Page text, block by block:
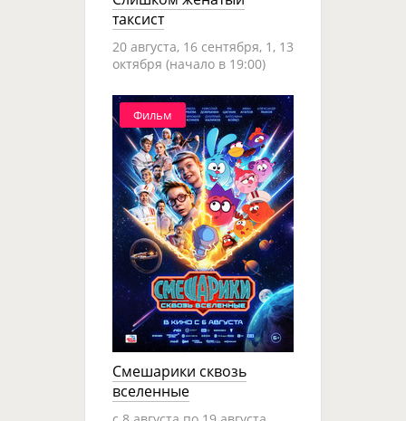
таксист
20 августа, 16 сентября, 1, 13
октября (начало в 19:00)
Фильм
Смешарики сквозь
вселенные